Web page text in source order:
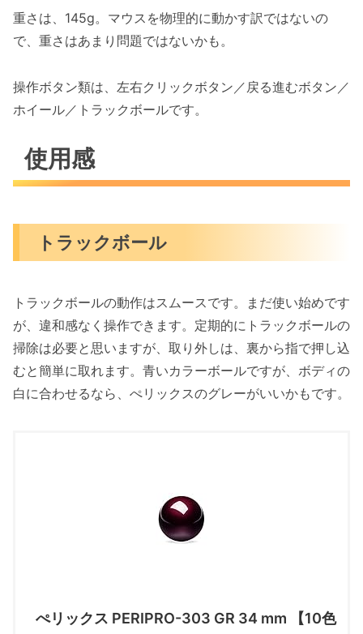
重さは、145g。マウスを物理的に動かす訳ではないの
で、重さはあまり問題ではないかも。
操作ボタン類は、左右クリックボタン／戻る進むボタン／
ホイール／トラックボールです。
使用感
トラックボール
トラックボールの動作はスムースです。まだ使い始めです
が、違和感なく操作できます。定期的にトラックボールの
掃除は必要と思いますが、取り外しは、裏から指で押し込
むと簡単に取れます。青いカラーボールですが、ボディの
白に合わせるなら、ぺリックスのグレーがいいかもです。
ぺリックス PERIPRO-303 GR 34 mm 【10色